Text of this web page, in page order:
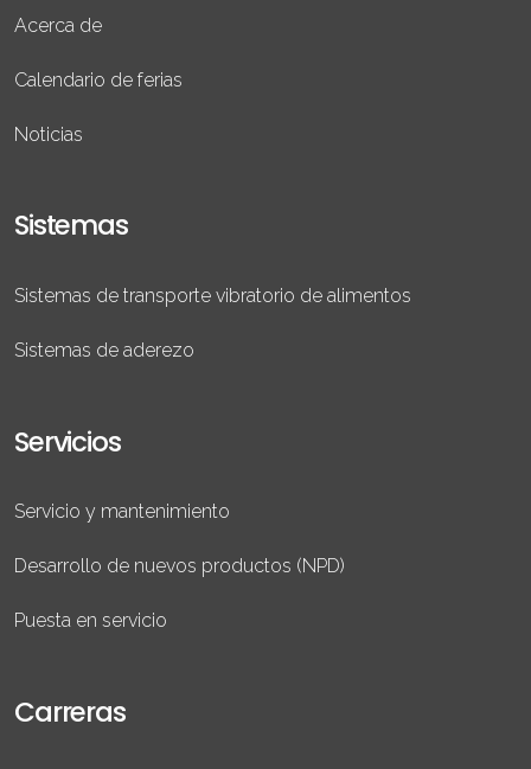
Acerca de
Calendario de ferias
Noticias
Sistemas
Sistemas de transporte vibratorio de alimentos
Sistemas de aderezo
Servicios
Servicio y mantenimiento
Desarrollo de nuevos productos (NPD)
Puesta en servicio
Carreras